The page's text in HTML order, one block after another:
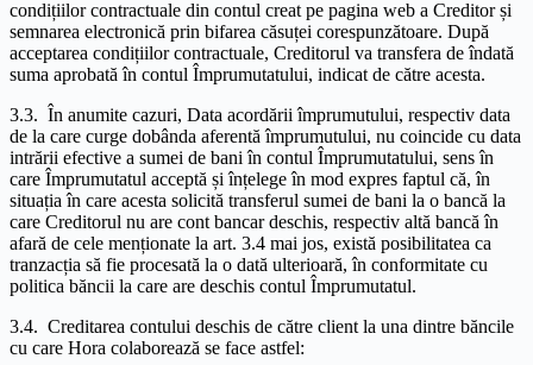
condițiilor contractuale din contul creat pe pagina web a Creditor și
semnarea electronică prin bifarea căsuței corespunzătoare. După
acceptarea condițiilor contractuale, Creditorul va transfera de îndată
suma aprobată în contul Împrumutatului, indicat de către acesta.
3.3. În anumite cazuri, Data acordării împrumutului, respectiv data
de la care curge dobânda aferentă împrumutului, nu coincide cu data
intrării efective a sumei de bani în contul Împrumutatului, sens în
care Împrumutatul acceptă și înțelege în mod expres faptul că, în
situația în care acesta solicită transferul sumei de bani la o bancă la
care Creditorul nu are cont bancar deschis, respectiv altă bancă în
afară de cele menționate la art. 3.4 mai jos, există posibilitatea ca
tranzacția să fie procesată la o dată ulterioară, în conformitate cu
politica băncii la care are deschis contul Împrumutatul.
3.4. Creditarea contului deschis de către client la una dintre băncile
cu care Hora colaborează se face astfel: